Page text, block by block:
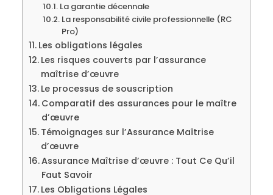
La garantie décennale
La responsabilité civile professionnelle (RC
Pro)
Les obligations légales
Les risques couverts par l’assurance
maîtrise d’œuvre
Le processus de souscription
Comparatif des assurances pour le maître
d’œuvre
Témoignages sur l’Assurance Maîtrise
d’œuvre
Assurance Maîtrise d’œuvre : Tout Ce Qu’il
Faut Savoir
Les Obligations Légales